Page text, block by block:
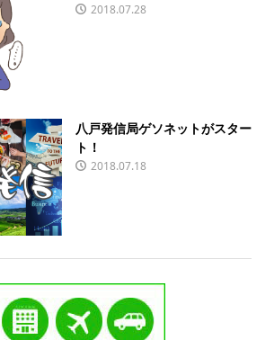
2018.07.28
八戸発信局ゲソネットがスター
ト！
2018.07.18